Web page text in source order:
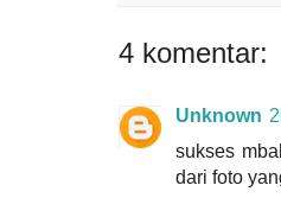
4 komentar:
Unknown
sukses
dari foto